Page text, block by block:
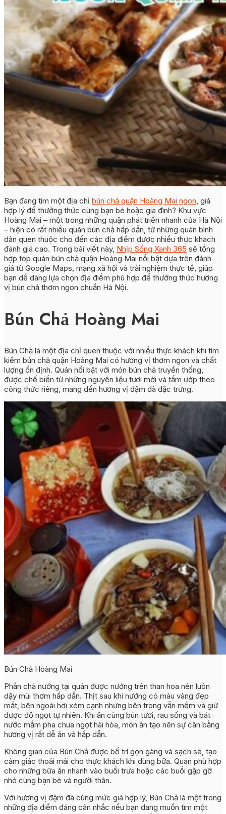
Bạn đang tìm một địa chỉ bún chả quận Hoàng Mai ngon, giá
hợp lý để thưởng thức cùng bạn bè hoặc gia đình? Khu vực
Hoàng Mai – một trong những quận phát triển nhanh của Hà Nội
– hiện có rất nhiều quán bún chả hấp dẫn, từ những quán bình
dân quen thuộc cho đến các địa điểm được nhiều thực khách
đánh giá cao. Trong bài viết này, Nhịp Sống Xanh 365 sẽ tổng
hợp top quán bún chả quận Hoàng Mai nổi bật dựa trên đánh
giá từ Google Maps, mạng xã hội và trải nghiệm thực tế, giúp
bạn dễ dàng lựa chọn địa điểm phù hợp để thưởng thức hương
vị bún chả thơm ngon chuẩn Hà Nội.
Bún Chả Hoàng Mai
Bún Chả là một địa chỉ quen thuộc với nhiều thực khách khi tìm
kiếm bún chả quận Hoàng Mai có hương vị thơm ngon và chất
lượng ổn định. Quán nổi bật với món bún chả truyền thống,
được chế biến từ những nguyên liệu tươi mới và tẩm ướp theo
công thức riêng, mang đến hương vị đậm đà đặc trưng.
Bún Chả Hoàng Mai
Phần chả nướng tại quán được nướng trên than hoa nên luôn
dậy mùi thơm hấp dẫn. Thịt sau khi nướng có màu vàng đẹp
mắt, bên ngoài hơi xém cạnh nhưng bên trong vẫn mềm và giữ
được độ ngọt tự nhiên. Khi ăn cùng bún tươi, rau sống và bát
nước mắm pha chua ngọt hài hòa, món ăn tạo nên sự cân bằng
hương vị rất dễ ăn và hấp dẫn.
Không gian của Bún Chả được bố trí gọn gàng và sạch sẽ, tạo
cảm giác thoải mái cho thực khách khi dùng bữa. Quán phù hợp
cho những bữa ăn nhanh vào buổi trưa hoặc các buổi gặp gỡ
nhỏ cùng bạn bè và người thân.
Với hương vị đậm đà cùng mức giá hợp lý, Bún Chả là một trong
những địa điểm đáng cân nhắc nếu bạn đang muốn tìm một